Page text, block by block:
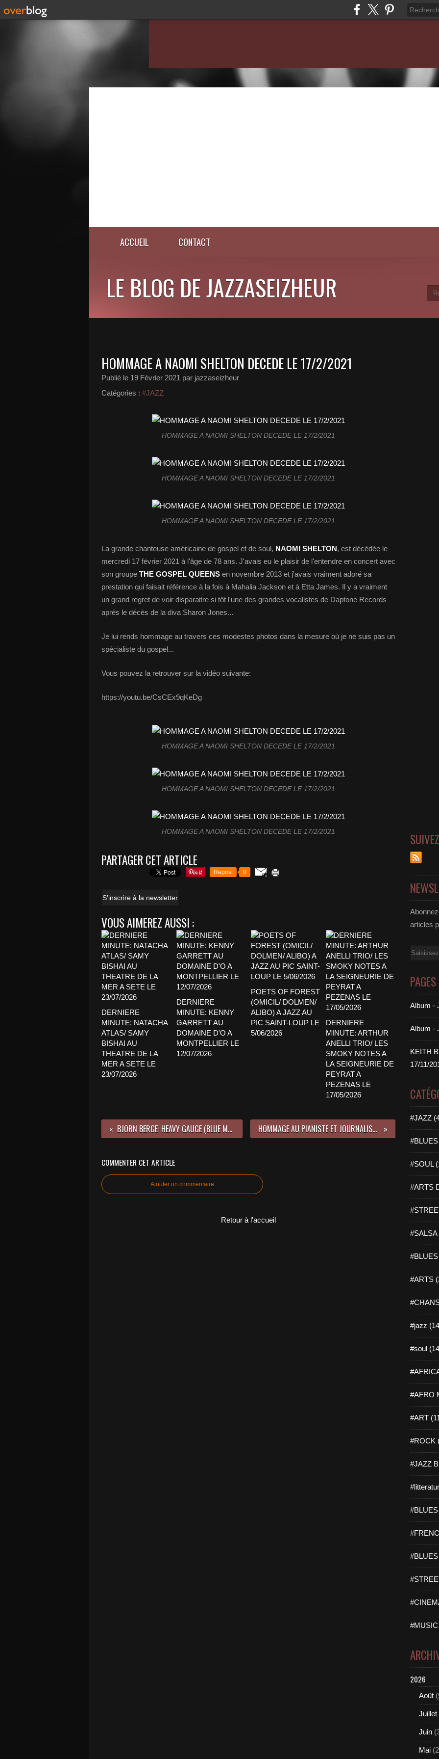
ACCUEIL CONTACT
LE BLOG DE JAZZASEIZHEUR
HOMMAGE A NAOMI SHELTON DECEDE LE 17/2/2021
Publié le 19 Février 2021 par jazzaseizheur
Catégories : #JAZZ
HOMMAGE A NAOMI SHELTON DECEDE LE 17/2/2021
HOMMAGE A NAOMI SHELTON DECEDE LE 17/2/2021
HOMMAGE A NAOMI SHELTON DECEDE LE 17/2/2021
La grande chanteuse américaine de gospel et de soul, NAOMI SHELTON, est décédée le
mercredi 17 février 2021 à l'âge de 78 ans. J'avais eu le plaisir de l'entendre en concert avec
son groupe THE GOSPEL QUEENS en novembre 2013 et j'avais vraiment adoré sa
prestation qui faisait référence à la fois à Mahalia Jackson et à Etta James. Il y a vraiment
un grand regret de voir disparaitre si tôt l'une des grandes vocalistes de Daptone Records
aprés le décès de la diva Sharon Jones...
Je lui rends hommage au travers ces modestes photos dans la mesure où je ne suis pas un
spécialiste du gospel...
Vous pouvez la retrouver sur la vidéo suivante:
https://youtu.be/CsCEx9qKeDg
HOMMAGE A NAOMI SHELTON DECEDE LE 17/2/2021
HOMMAGE A NAOMI SHELTON DECEDE LE 17/2/2021
HOMMAGE A NAOMI SHELTON DECEDE LE 17/2/2021
PARTAGER CET ARTICLE
Repost 0
S'inscrire à la newsletter
VOUS AIMEREZ AUSSI :
DERNIERE
MINUTE: NATACHA
ATLAS/ SAMY
BISHAI AU
THEATRE DE LA
MER A SETE LE
23/07/2026
DERNIERE
MINUTE: KENNY
GARRETT AU
DOMAINE D'O A
MONTPELLIER LE
12/07/2026
POETS OF FOREST
(OMICIL/ DOLMEN/
ALIBO) A JAZZ AU
PIC SAINT-LOUP LE
5/06/2026
DERNIERE
MINUTE: ARTHUR
ANELLI TRIO/ LES
SMOKY NOTES A
LA SEIGNEURIE DE
PEYRAT A
PEZENAS LE
17/05/2026
BJORN BERGE: HEAVY GAUGE (BLUE MOON RECORD/ PIAS) HOMMAGE AU PIANISTE ET JOURNALISTE CLAUDE CARRIERE
COMMENTER CET ARTICLE
Ajouter un commentaire
Retour à l'accueil
articles
Email
PAGES
Album -
Album -
KEITH
17/11/
#JAZZ
#SOUL
#ARTS
#SALSA
#ARTS
#jazz
#soul
#AFRO
#ART
#ROCK
#JAZZ
2026
Août
Juillet
Juin
Mai